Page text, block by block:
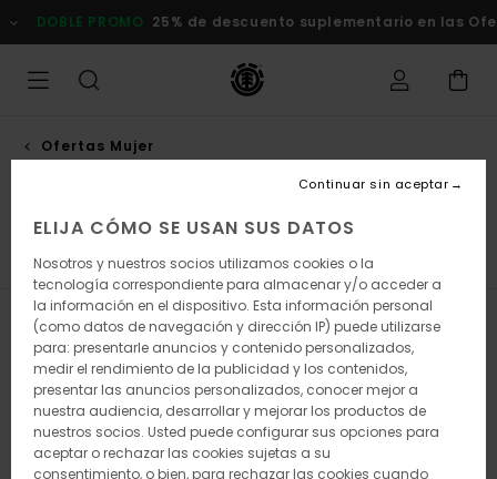
la
productos
PROMO 25% de descuento suplementario en las Ofertas
Ofertas Mujer
Sudaderas y sudaderas con
Sudaderas y Sudaderas con Capucha
Filtrar y Ordenar 9Resultados
Saltar
criterios
búsqueda
ordenar
ELIJA CÓMO SE USAN SUS DATOS
Nosotros y nuestros socios utilizamos cookies o la
tecnología correspondiente para almacenar y/o acceder a
la información en el dispositivo. Esta información personal
(como datos de navegación y dirección IP) puede utilizarse
para: presentarle anuncios y contenido personalizados,
medir el rendimiento de la publicidad y los contenidos,
presentar las anuncios personalizados, conocer mejor a
nuestra audiencia, desarrollar y mejorar los productos de
nuestros socios. Usted puede configurar sus opciones para
aceptar o rechazar las cookies sujetas a su
consentimiento, o bien, para rechazar las cookies cuando
Continuar sin aceptar